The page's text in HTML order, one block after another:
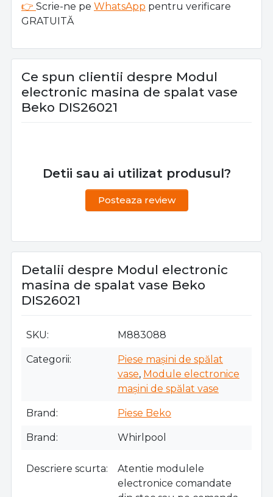
👉 Scrie-ne pe WhatsApp pentru verificare
GRATUITĂ
Ce spun clientii despre Modul
electronic masina de spalat vase
Beko DIS26021
Detii sau ai utilizat produsul?
Posteaza review
Detalii despre Modul electronic
masina de spalat vase Beko
DIS26021
SKU M883088
Categorii
Piese mașini de spălat
vase, Module electronice
mașini de spălat vase
Brand Piese Beko
Brand Whirlpool
Descriere scurta
Atentie modulele
electronice comandate